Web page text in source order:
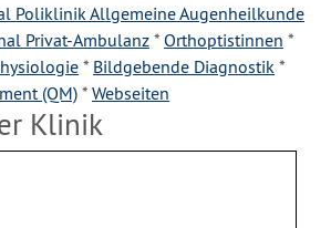
Poliklinik Allgemeine Augenheilkunde
Privat-Ambulanz * Orthoptistinnen *
* Bildgebende Diagnostik *
(QM) * Webseiten
Klinik